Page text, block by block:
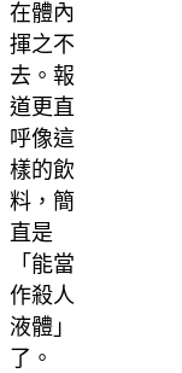
在體內
揮之不
去。報
道更直
呼像這
樣的飲
料，簡
直是
「能當
作殺人
液體」
了。